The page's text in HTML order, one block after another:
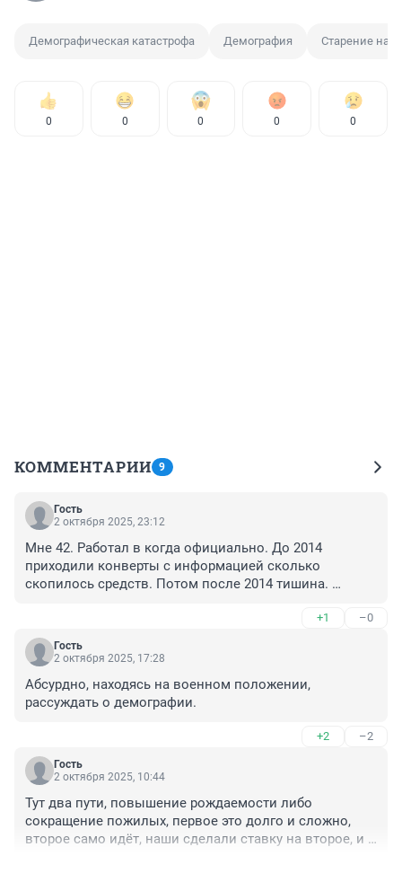
Демографическая катастрофа Демография Старение
0 0 0 0 0
КОММЕНТАРИИ 9
Гость
2 октября 2025, 23:12
Мне 42. Работал в когда официально. До 2014
приходили конверты с информацией сколько
скопилось средств. Потом после 2014 тишина.
пенсионные. Потому что , когда я доживу(если
получится) до 65 лет, то уверен, что пенсию никакую
не увижу. Скажут, что нам самим нужно было
берут 6%?????
+1 –0
Гость
2 октября 2025, 17:28
Абсурдно, находясь на военном положении,
рассуждать о демографии.
+2 –2
Гость
2 октября 2025, 10:44
Тут два пути, повышение рождаемости либо
сокращение пожилых, первое это долго и сложно,
второе само идёт, наши сделали ставку на второе, и